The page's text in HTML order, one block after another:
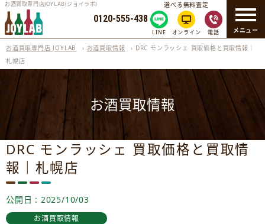
メニュー
お酒買取専門店JOYLAB(ジョイラボ)
0120-555-438
選べる無料査定
LINE オンライン 電話
お酒買取専門店 JOYLAB › お酒買取情報 › DRC モンラッシェ 買取価格と買取情報｜
札幌店
お酒買取情報
DRC モンラッシェ 買取価格と買取情
報｜札幌店
公開日 : 2025/10/03
お酒買取情報